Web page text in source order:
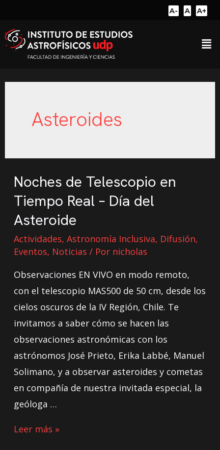
A- A A+
Asteroides
Noches de Telescopio en
Tiempo Real – Día del
Asteroide
Actividades, Astronomía Inclusiva, Difusión,
Eventos, Noticias / Por nicholas
Observaciones EN VIVO en modo remoto,
con el telescopio MAS500 de 50 cm, desde los
cielos oscuros de la IV Región, Chile. Te
invitamos a saber cómo se hacen las
observaciones astronómicas con los
astrónomos José Prieto, Erika Labbé, Manuel
Solimano, y a observar asteroides y cometas
en compañía de nuestra invitada especial, la
geóloga …
Leer más »